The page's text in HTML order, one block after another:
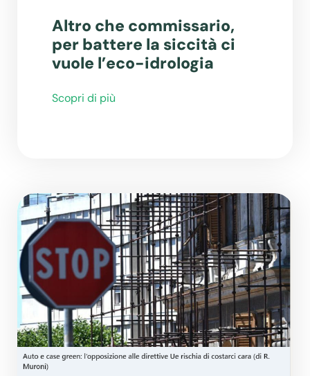
Altro che commissario,
per battere la siccità ci
vuole l’eco-idrologia
Scopri di più